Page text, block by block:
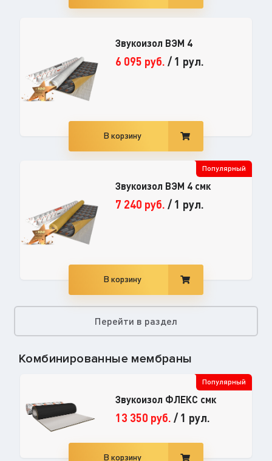
Звукоизол ВЭМ 4
6 095 руб. /1 рул.
В корзину
Популярный
Звукоизол ВЭМ 4 смк
7 240 руб. /1 рул.
В корзину
Перейти в раздел
Комбинированные мембраны
Популярный
Звукоизол ФЛЕКС смк
13 350 руб. /1 рул.
В корзину